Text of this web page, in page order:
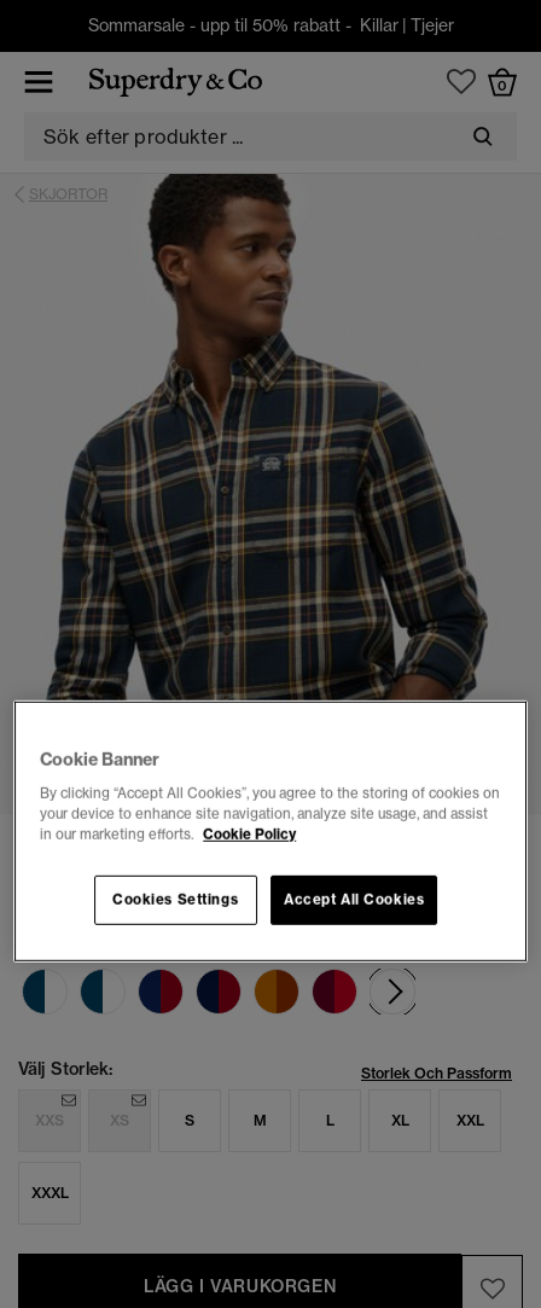
Sommarsale - upp til 50% rabatt - Killar| Tjejer
0
SKJORTOR
Långärmad bomullsskjorta i lumberjackstil
Välj Storlek: Storlek Och Passform
XXS XS S M L XL XXL
XXXL
LÄGG I VARUKORGEN
Cookie Banner
By clicking “Accept All Cookies”, you agree to the storing of cookies on
your device to enhance site navigation, analyze site usage, and assist
in our marketing efforts. Cookie Policy
Accept All Cookies
Cookies Settings